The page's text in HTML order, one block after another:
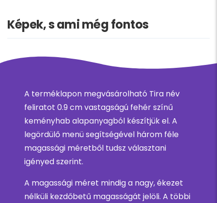
Képek, s ami még fontos
A terméklapon megvásárolható Tira név
feliratot 0.9 cm vastagságú fehér színű
keményhab alapanyagból készítjük el. A
legördülő menü segítségével három féle
magassági méretből tudsz választani
igényed szerint.
A magassági méret mindig a nagy, ékezet
nélküli kezdőbetű magasságát jelöli. A többi